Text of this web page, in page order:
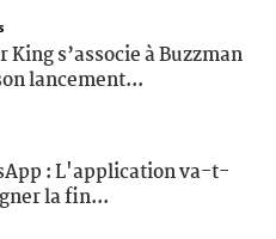
King s’associe à Buzzman
lancement...
: L'application va-t-
la fin...